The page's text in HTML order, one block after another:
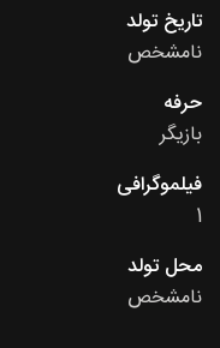
تاریخ تولد
نامشخص
حرفه
بازیگر
فیلموگرافی
1
محل تولد
نامشخص